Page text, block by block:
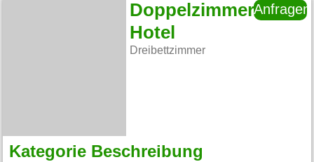
Doppelzimmer
Hotel
Dreibettzimmer
Anfragen
Kategorie Beschreibung